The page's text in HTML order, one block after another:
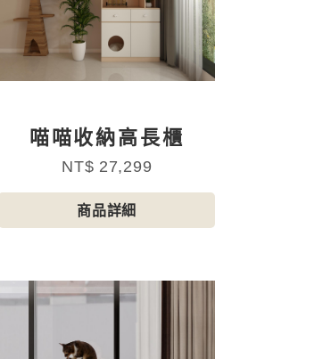
喵喵收納高長櫃
NT$ 27,299
商品詳細